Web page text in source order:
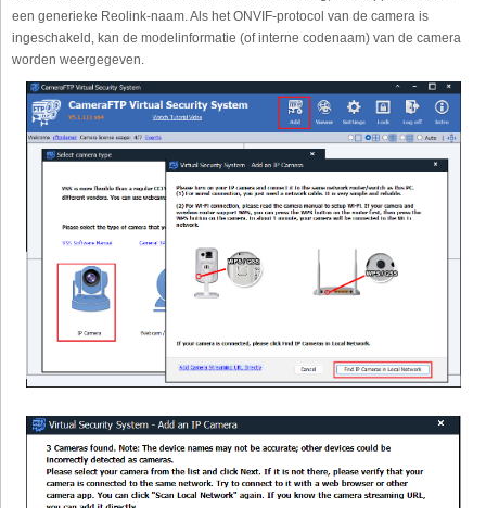
een generieke Reolink-naam. Als het ONVIF-protocol van de camera is
ingeschakeld, kan de modelinformatie (of interne codenaam) van de camera
worden weergegeven.